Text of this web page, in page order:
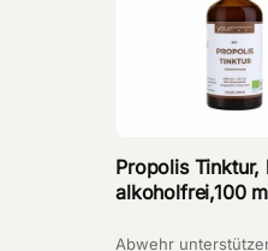
Propolis Tinktur,
alkoholfrei,100
Abwehr